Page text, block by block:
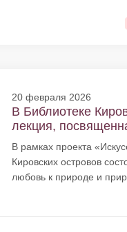
20 февраля 2026
В Библиотеке
лекция,
В рамках проекта
Кировских островов
любовь к природе и